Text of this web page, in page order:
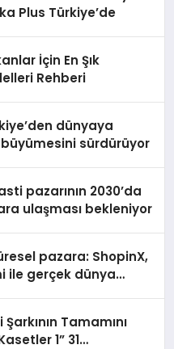
Plus Türkiye’de
İçin En Şık
Rehberi
dünyaya
sürdürüyor
pazarının 2030’da
ulaşması bekleniyor
pazara: ShopinX,
ile gerçek dünya
Tamamını
1” 31